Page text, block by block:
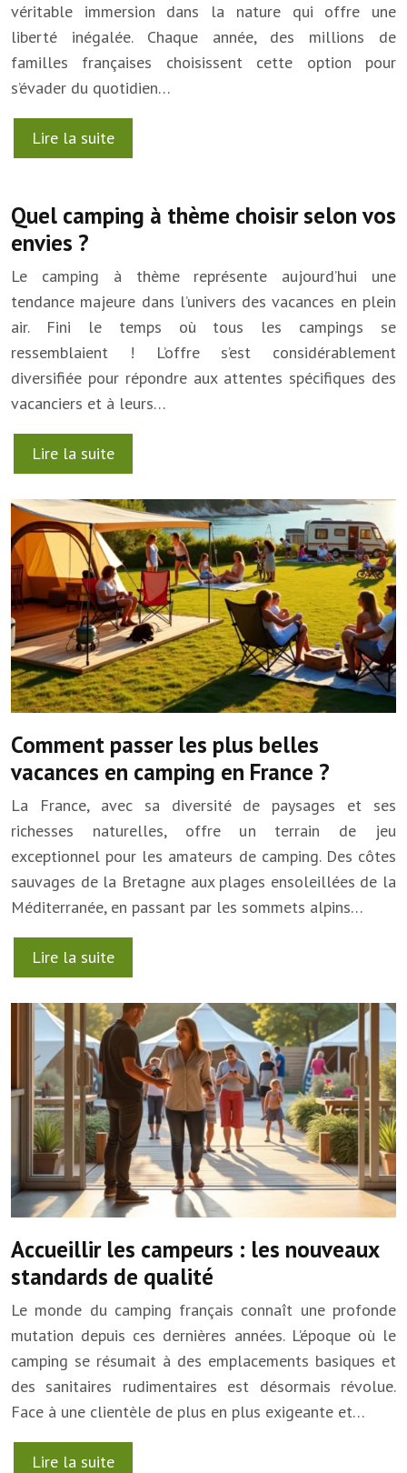
véritable immersion dans la nature qui offre une
liberté inégalée. Chaque année, des millions de
familles françaises choisissent cette option pour
s’évader du quotidien…
Lire la suite
Quel camping à thème choisir selon vos
envies ?
Le camping à thème représente aujourd’hui une
tendance majeure dans l’univers des vacances en plein
air. Fini le temps où tous les campings se
ressemblaient ! L’offre s’est considérablement
diversifiée pour répondre aux attentes spécifiques des
vacanciers et à leurs…
Lire la suite
Comment passer les plus belles
vacances en camping en France ?
La France, avec sa diversité de paysages et ses
richesses naturelles, offre un terrain de jeu
exceptionnel pour les amateurs de camping. Des côtes
sauvages de la Bretagne aux plages ensoleillées de la
Méditerranée, en passant par les sommets alpins…
Lire la suite
Accueillir les campeurs : les nouveaux
standards de qualité
Le monde du camping français connaît une profonde
mutation depuis ces dernières années. L’époque où le
camping se résumait à des emplacements basiques et
des sanitaires rudimentaires est désormais révolue.
Face à une clientèle de plus en plus exigeante et…
Lire la suite